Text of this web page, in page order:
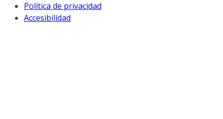
Política de privacidad
Accesibilidad